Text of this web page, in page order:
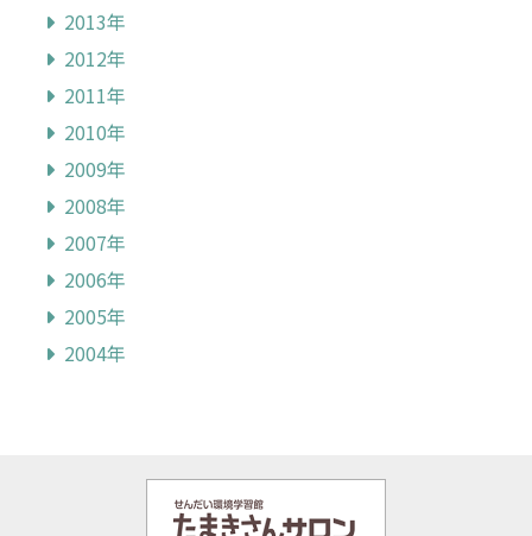
2013年
2012年
2011年
2010年
2009年
2008年
2007年
2006年
2005年
2004年